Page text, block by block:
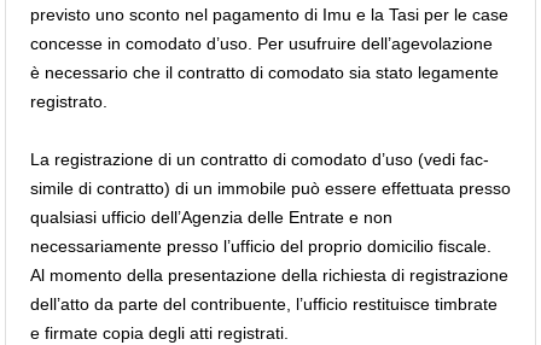
previsto uno sconto nel pagamento di Imu e la Tasi per le case
concesse in comodato d’uso. Per usufruire dell’agevolazione
è necessario che il contratto di comodato sia stato legamente
registrato.
La registrazione di un contratto di comodato d’uso (vedi fac-
simile di contratto) di un immobile può essere effettuata presso
qualsiasi ufficio dell’Agenzia delle Entrate e non
necessariamente presso l’ufficio del proprio domicilio fiscale.
Al momento della presentazione della richiesta di registrazione
dell’atto da parte del contribuente, l’ufficio restituisce timbrate
e firmate copia degli atti registrati.